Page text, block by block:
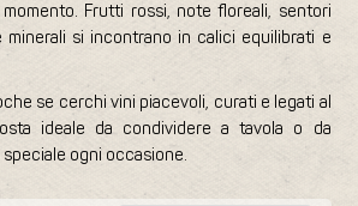
Frutti rossi, note floreali, sentori
minerali si incontrano in calici equilibrati e
se cerchi vini piacevoli, curati e legati al
ideale da condividere a tavola o da
ogni occasione.